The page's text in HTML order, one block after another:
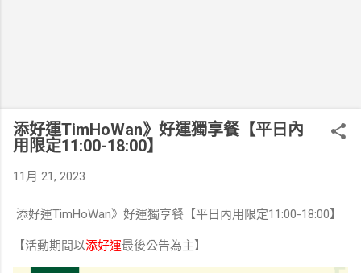
添好運TimHoWan》好運獨享餐【平日內
用限定11:00-18:00】
11月 21, 2023
添好運TimHoWan》好運獨享餐【平日內用限定11:00-18:00】
⁣⁣⁣⁣⁣⁣⁣⁣⁣⁣⁣⁣⁣【活動期間以添好運最後公告為主】⁣